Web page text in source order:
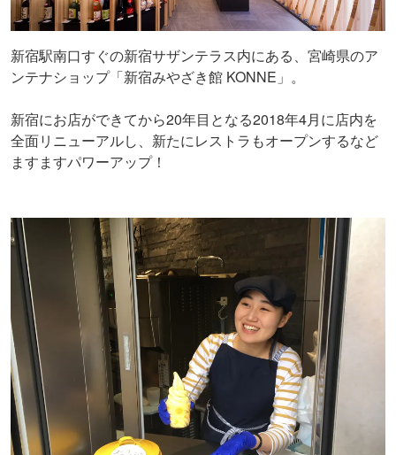
新宿駅南口すぐの新宿サザンテラス内にある、宮崎県のア
ンテナショップ「新宿みやざき館 KONNE」。
新宿にお店ができてから20年目となる2018年4月に店内を
全面リニューアルし、新たにレストラもオープンするなど
ますますパワーアップ！